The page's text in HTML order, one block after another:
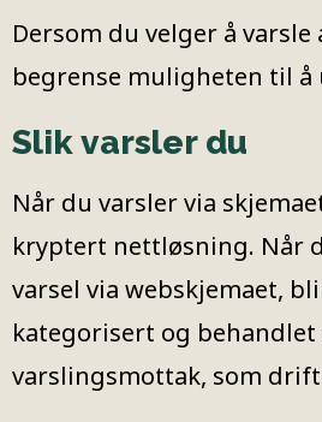
Dersom du velger å
begrense muligheten til å
Slik varsler du
Når du varsler via
kryptert nettløsning. Når
varsel via webskjemaet,
kategorisert og behandlet
varslingsmottak, som